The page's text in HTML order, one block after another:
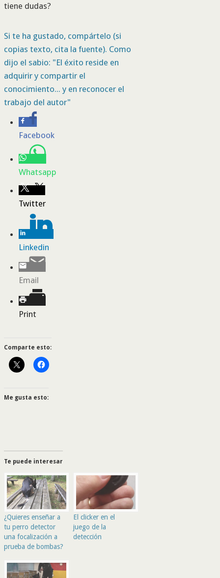
tiene dudas?
Si te ha gustado, compártelo (si
copias texto, cita la fuente). Como
dijo el sabio: "El éxito reside en
adquirir y compartir el
conocimiento... y en reconocer el
trabajo del autor"
Facebook
Whatsapp
Twitter
Linkedin
Email
Print
Comparte esto:
Me gusta esto:
Te puede interesar
¿Quieres enseñar a
tu perro detector
una focalización a
prueba de bombas?
El clicker en el
juego de la
detección